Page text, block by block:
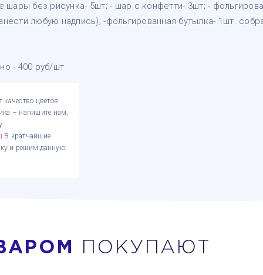
шары без рисунка- 5шт; - шар с конфетти- 3шт; -
любую надпись); -фольгированная бутылка- 1шт.
- 400 руб/шт
качество цветов
– напишите нам,
.В кратчайшие
и решим данную
ПОКУПАЮТ